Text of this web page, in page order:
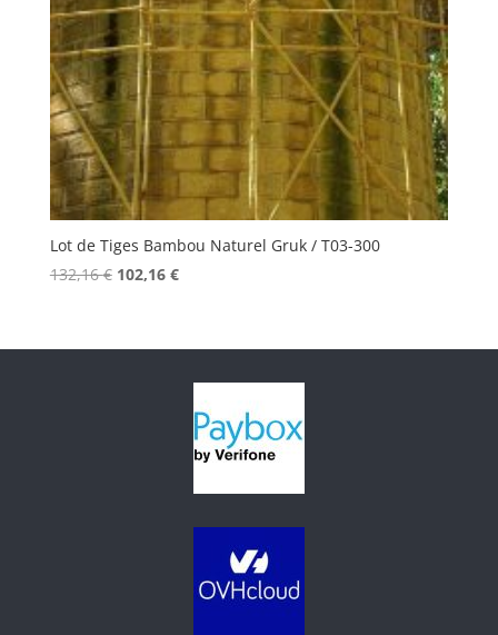
Lot de Tiges Bambou Naturel Gruk / T03-300
132,16€ Le
était :
102,16 €Le
est :